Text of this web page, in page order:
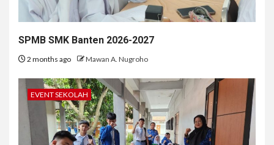
SPMB SMK Banten 2026-2027
2 months ago Mawan A. Nugroho
EVENT SEKOLAH